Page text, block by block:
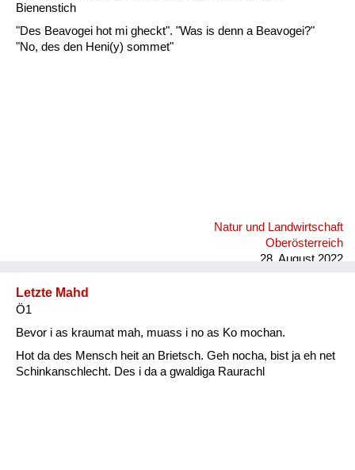
Fluchen und Reden
Bienenstich
"Des Beavogei hot mi gheckt". "Was is denn a Beavogei?"
"No, des den Heni(y) sommet"
Natur und Landwirtschaft
Oberösterreich
28. August 2022
Letzte Mahd
Ö1
Bevor i as kraumat mah, muass i no as Ko mochan.
Hot da des Mensch heit an Brietsch. Geh nocha, bist ja eh net
Schinkanschlecht. Des i da a gwaldiga Raurachl